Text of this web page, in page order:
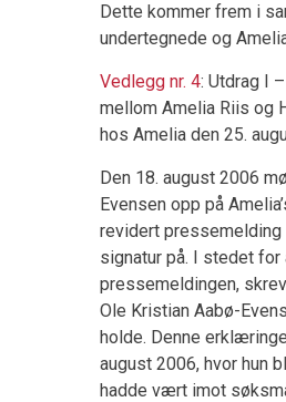
Dette kommer frem i
undertegnede og
Vedlegg nr. 4: Utdrag I
mellom Amelia Riis og
hos Amelia den 25.
Den 18. august 2006
Evensen opp på
revidert pressemelding
signatur på. I stedet for
pressemeldingen,
Ole Kristian Aabø-
holde. Denne
august 2006, hvor hun
hadde vært imot